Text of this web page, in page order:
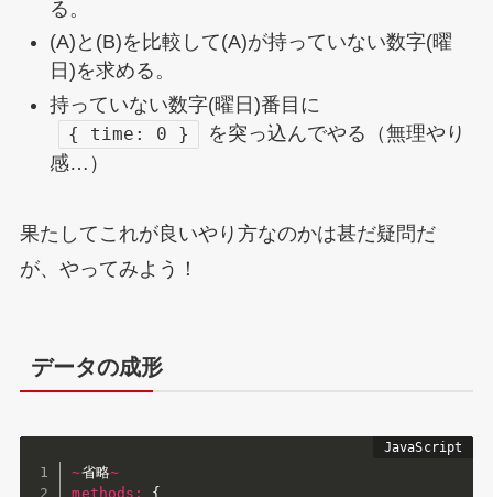
る。
(A)と(B)を比較して(A)が持っていない数字(曜
日)を求める。
持っていない数字(曜日)番目に
{ time: 0 }
を突っ込んでやる（無理やり
感…）
果たしてこれが良いやり方なのかは甚だ疑問だ
が、やってみよう！
データの成形
~省略~
methods :
{